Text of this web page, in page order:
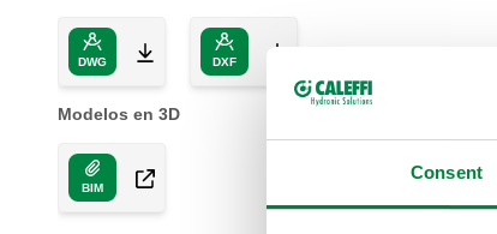
Consent
DWG DXF
Modelos en 3D
BIM